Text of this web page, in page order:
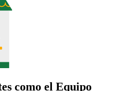
como el Equipo